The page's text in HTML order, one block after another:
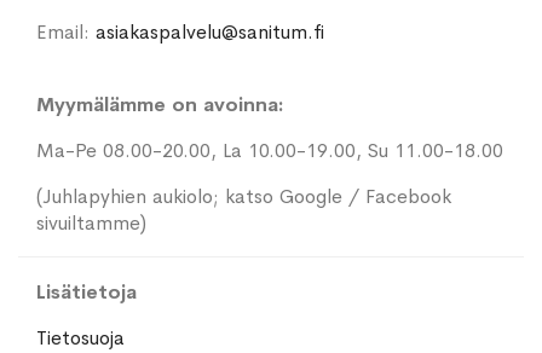
Email: asiakaspalvelu@sanitum.fi
Myymälämme on avoinna:
Ma-Pe 08.00-20.00, La 10.00-19.00, Su 11.00-18.00
(Juhlapyhien aukiolo; katso Google / Facebook
sivuiltamme)
Lisätietoja
Tietosuoja